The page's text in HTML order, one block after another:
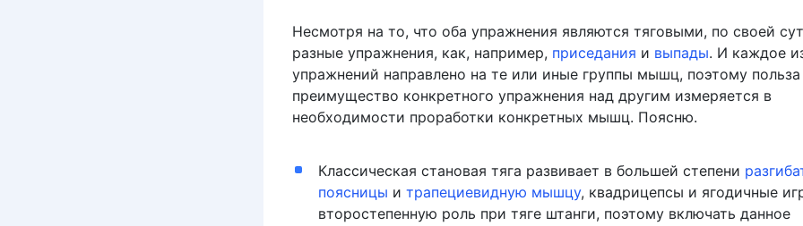
Несмотря на то, что оба упражнения являются тяговыми, по своей
разные упражнения, как, например, приседания и выпады. И каждое
упражнений направлено на те или иные группы мышц, поэтому польза
преимущество конкретного упражнения над другим измеряется в
необходимости проработки конкретных мышц. Поясню.
Классическая становая тяга развивает в большей степени
поясницы и трапециевидную мышцу, квадрицепсы и ягодичные
второстепенную роль при тяге штанги, поэтому включать данное